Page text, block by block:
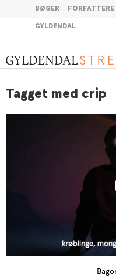
BØGER FORFATTERE
GYLDENDAL
Tagget med crip